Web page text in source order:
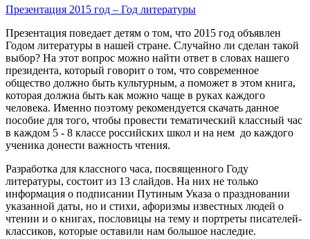
Презентация 2015 год – Год литературы
Презентация поведает детям о том, что 2015 год объявлен
Годом литературы в нашей стране. Случайно ли сделан такой
выбор? На этот вопрос можно найти ответ в словах нашего
президента, который говорит о том, что современное
общество должно быть культурным, а поможет в этом книга,
которая должна быть как можно чаще в руках каждого
человека. Именно поэтому рекомендуется скачать данное
пособие для того, чтобы провести тематический классный час
в каждом 5 - 8 классе российских школ и на нем до каждого
ученика донести важность чтения.
Разработка для классного часа, посвященного Году
литературы, состоит из 13 слайдов. На них не только
информация о подписании Путиным Указа о праздновании
указанной даты, но и стихи, афоризмы известных людей о
чтении и о книгах, пословицы на тему и портреты писателей-
классиков, которые оставили нам большое наследие.